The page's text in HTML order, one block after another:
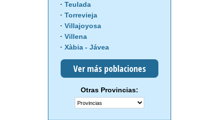
Teulada
Torrevieja
Villajoyosa
Villena
Xàbia - Jávea
Ver más poblaciones
Otras Provincias: